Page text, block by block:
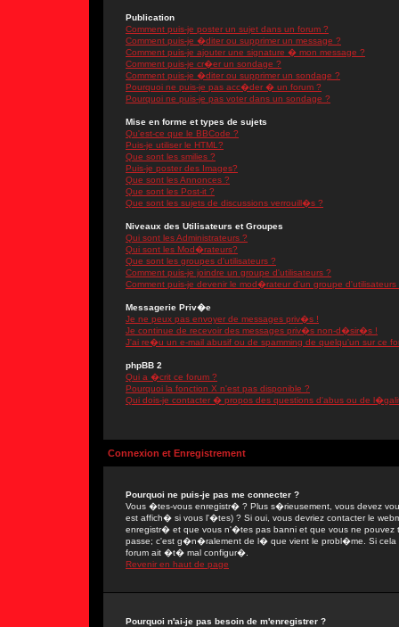
Publication
Comment puis-je poster un sujet dans un forum ?
Comment puis-je �diter ou supprimer un message ?
Comment puis-je ajouter une signature � mon message ?
Comment puis-je cr�er un sondage ?
Comment puis-je �diter ou supprimer un sondage ?
Pourquoi ne puis-je pas acc�der � un forum ?
Pourquoi ne puis-je pas voter dans un sondage ?
Mise en forme et types de sujets
Qu'est-ce que le BBCode ?
Puis-je utiliser le HTML?
Que sont les smilies ?
Puis-je poster des Images?
Que sont les Annonces ?
Que sont les Post-it ?
Que sont les sujets de discussions verrouill�s ?
Niveaux des Utilisateurs et Groupes
Qui sont les Administrateurs ?
Qui sont les Mod�rateurs?
Que sont les groupes d'utilisateurs ?
Comment puis-je joindre un groupe d'utilisateurs ?
Comment puis-je devenir le mod�rateur d'un groupe d'utilisateurs
Messagerie Priv�e
Je ne peux pas envoyer de messages priv�s !
Je continue de recevoir des messages priv�s non-d�sir�s !
J'ai re�u un e-mail abusif ou de spamming de quelqu'un sur ce
phpBB 2
Qui a �crit ce forum ?
Pourquoi la fonction X n'est pas disponible ?
Qui dois-je contacter � propos des questions d'abus ou de
Connexion et Enregistrement
Pourquoi ne puis-je pas me connecter ?
Vous �tes-vous enregistr� ? Plus s�rieusement, vous devez
est affich� si vous l'�tes) ? Si oui, vous devriez contacter le
enregistr� et que vous n'�tes pas banni et que vous ne pouvez
passe; c'est g�n�ralement de l� que vient le probl�me. Si cela
forum ait �t� mal configur�.
Revenir en haut de page
Pourquoi n'ai-je pas besoin de m'enregistrer ?